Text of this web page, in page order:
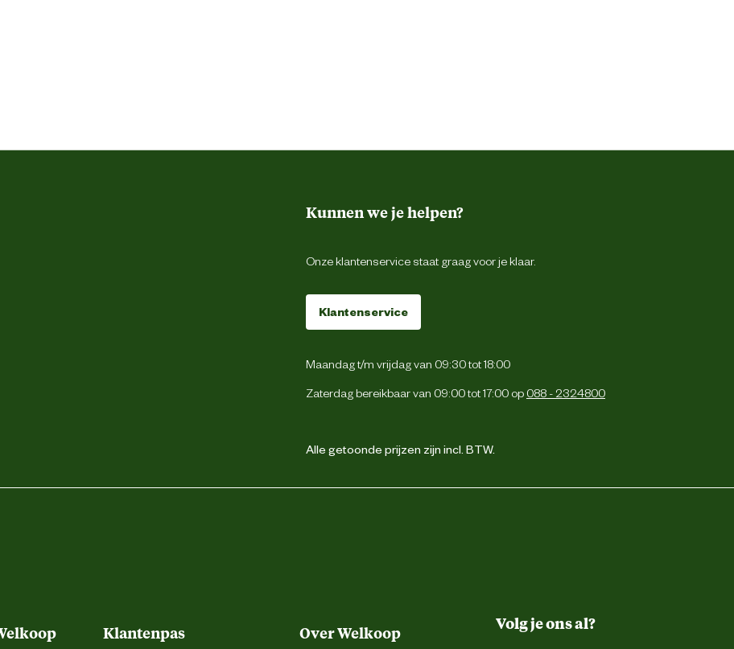
isolaat van plantaardige eiwitten*, maïs,
Kunnen we je helpen?
Onze klantenservice staat graag voor je klaar.
Klantenservice
Maandag t/m vrijdag van 09:30 tot 18:00
Zaterdag bereikbaar van 09:00 tot 17:00 op 088 - 2324800
Alle getoonde prijzen zijn incl. BTW.
Klantenpas Over Welkoop
Volg je ons al?